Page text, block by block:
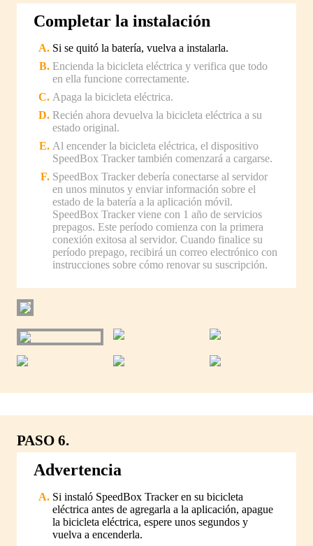
Completar la instalación
Si se quitó la batería, vuelva a instalarla.
Encienda la bicicleta eléctrica y verifica que todo
en ella funcione correctamente.
Apaga la bicicleta eléctrica.
Recién ahora devuelva la bicicleta eléctrica a su
estado original.
Al encender la bicicleta eléctrica, el dispositivo
SpeedBox Tracker también comenzará a cargarse.
SpeedBox Tracker debería conectarse al servidor
en unos minutos y enviar información sobre el
estado de la batería a la aplicación móvil.
SpeedBox Tracker viene con 1 año de servicios
prepagos. Este período comienza con la primera
conexión exitosa al servidor. Cuando finalice su
período prepago, recibirá un correo electrónico con
instrucciones sobre cómo renovar su suscripción.
PASO 6.
Advertencia
Si instaló SpeedBox Tracker en su bicicleta
eléctrica antes de agregarla a la aplicación, apague
la bicicleta eléctrica, espere unos segundos y
vuelva a encenderla.